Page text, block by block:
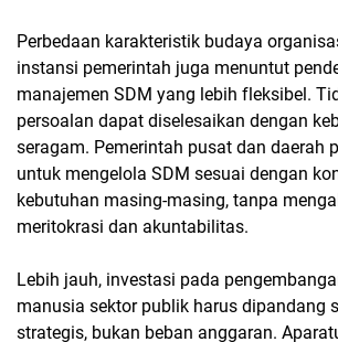
Perbedaan karakteristik budaya
instansi pemerintah juga menuntut
manajemen SDM yang lebih fleksibel.
persoalan dapat diselesaikan dengan
seragam. Pemerintah pusat dan daerah
untuk mengelola SDM sesuai dengan
kebutuhan masing-masing, tanpa
meritokrasi dan akuntabilitas.
Lebih jauh, investasi pada
manusia sektor publik harus dipandang
strategis, bukan beban anggaran.